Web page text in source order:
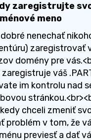
zaregistrujte svoj
meno
nenechať
zaregistrovať
domény pre
zaregistruje váš
im kontrolu nad
chceli zmeniť
problém v tom, že
previesť a dať